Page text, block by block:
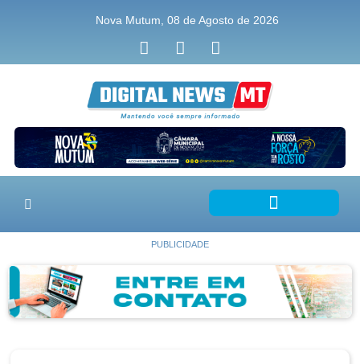
Nova Mutum, 08 de Agosto de 2026
PUBLICIDADE